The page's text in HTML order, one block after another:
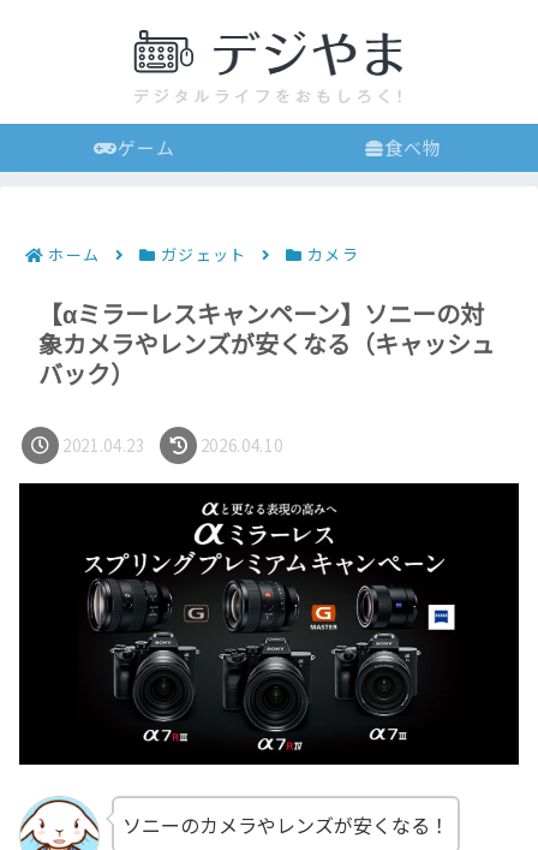
ゲーム 食べ物
ホーム ガジェット カメラ
【αミラーレスキャンペーン】ソニーの対
象カメラやレンズが安くなる（キャッシュ
バック）
2021.04.23 2026.04.10
ソニーのカメラやレンズが安くなる！